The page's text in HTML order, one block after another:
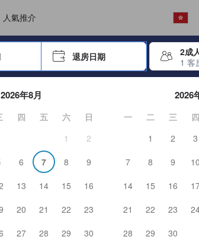
人氣推介
退房日期
2成
1 客
日期選擇器，並使用方向鍵瀏覽入住和退房日期。
2026年8月
四 五 六
日
1
2
6 7 8
9
13 14 15
16
20 21 22
23
27 28 29
30
2026
一 二 三 四
1
2 3
7
8 9 10
14
15 16
21
22 23
28
29 30